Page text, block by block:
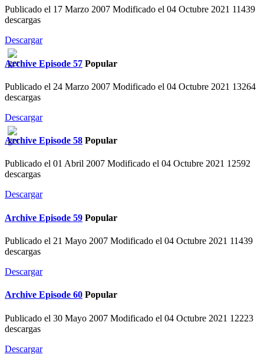
Publicado el 17 Marzo 2007 Modificado el 04 Octubre 2021 11439
descargas
Descargar
Archive Episode 57 Popular
Publicado el 24 Marzo 2007 Modificado el 04 Octubre 2021 13264
descargas
Descargar
Archive Episode 58 Popular
Publicado el 01 Abril 2007 Modificado el 04 Octubre 2021 12592
descargas
Descargar
Archive Episode 59 Popular
Publicado el 21 Mayo 2007 Modificado el 04 Octubre 2021 11439
descargas
Descargar
Archive Episode 60 Popular
Publicado el 30 Mayo 2007 Modificado el 04 Octubre 2021 12223
descargas
Descargar